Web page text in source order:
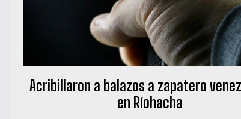
Acribillaron a balazos a zapatero
en Ríohacha